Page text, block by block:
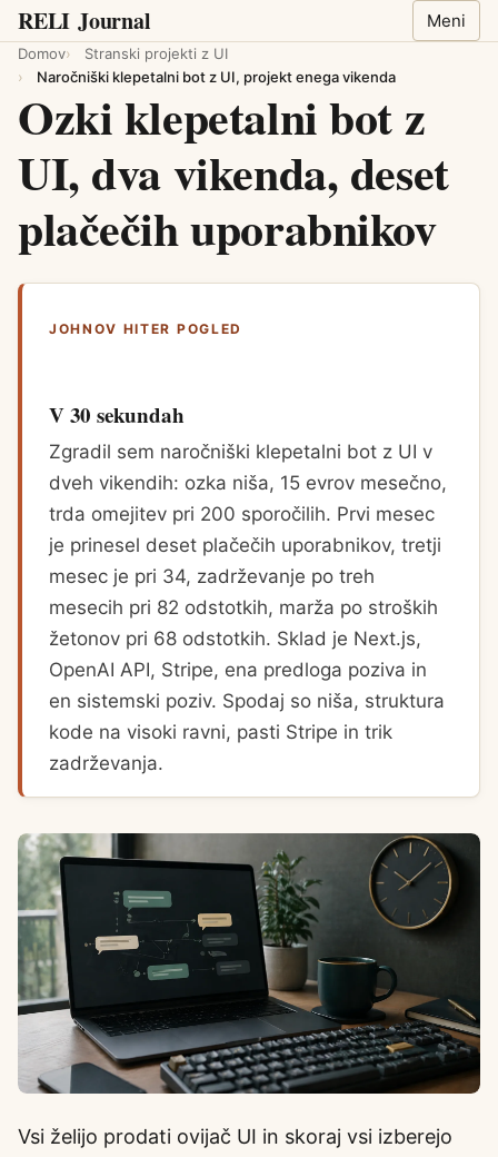
RELI Journal Meni
Domov
Stranski projekti z UI
Naročniški klepetalni bot z UI, projekt enega vikenda
Ozki klepetalni bot z
UI, dva vikenda, deset
plačečih uporabnikov
JOHNOV HITER POGLED
V 30 sekundah
Zgradil sem naročniški klepetalni bot z UI v
dveh vikendih: ozka niša, 15 evrov mesečno,
trda omejitev pri 200 sporočilih. Prvi mesec
je prinesel deset plačečih uporabnikov, tretji
mesec je pri 34, zadrževanje po treh
mesecih pri 82 odstotkih, marža po stroških
žetonov pri 68 odstotkih. Sklad je Next.js,
OpenAI API, Stripe, ena predloga poziva in
en sistemski poziv. Spodaj so niša, struktura
kode na visoki ravni, pasti Stripe in trik
zadrževanja.
Vsi želijo prodati ovijač UI in skoraj vsi izberejo